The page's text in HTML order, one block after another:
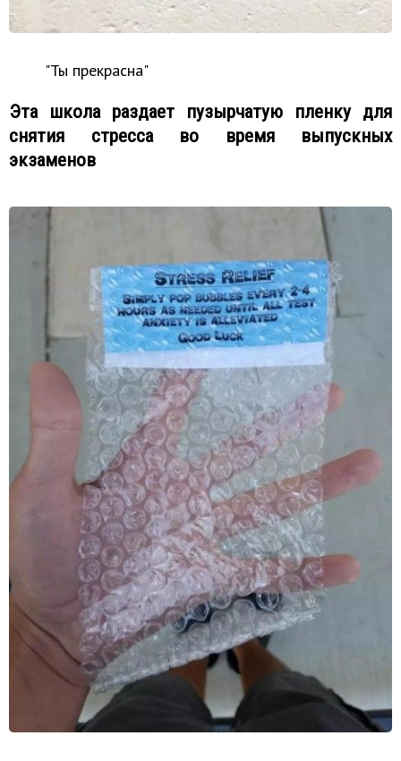
"Ты прекрасна"
Эта школа раздает пузырчатую пленку для
снятия стресса во время выпускных
экзаменов